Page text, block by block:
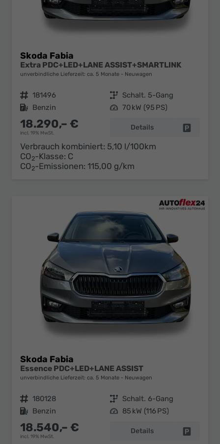
Skoda Fabia
Extra PDC+LED+LANE ASSIST+SMARTLINK
unverbindliche Lieferzeit: ca. 5 Monate Neuwagen
Fahrzeugnr. 181496 Getriebe Schalt. 5-Gang
Kraftstoff Benzin Leistung 70 kW (95 PS)
18.290,– €
incl. 19% MwSt.
Details
Verbrauch kombiniert: 5,10 l/100km
CO2-Klasse: C
CO2-Emissionen: 115,00 g/km
Skoda Fabia
Essence PDC+LED+LANE ASSIST
unverbindliche Lieferzeit: ca. 5 Monate Neuwagen
Fahrzeugnr. 180128 Getriebe Schalt. 6-Gang
Kraftstoff Benzin Leistung 85 kW (116 PS)
18.540,– €
incl. 19% MwSt.
Details